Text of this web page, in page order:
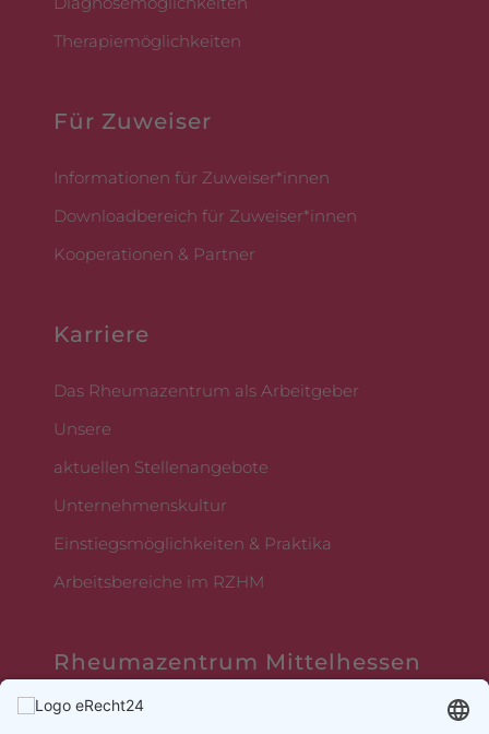
Therapiemöglichkeiten
Für Zuweiser
Informationen für Zuweiser*innen
Downloadbereich für Zuweiser*innen
Kooperationen & Partner
Karriere
Das Rheumazentrum als Arbeitgeber
Unsere
aktuellen Stellenangebote
Unternehmenskultur
Einstiegsmöglichkeiten & Praktika
Arbeitsbereiche im RZHM
Rheumazentrum Mittelhessen
Sebastian-Kneipp-Straße 36,